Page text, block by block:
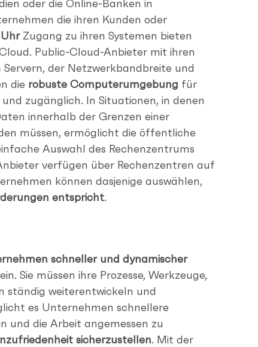
oder die Online-Banken in
die ihren Kunden oder
Zugang zu ihren Systemen bieten
Public-Cloud-Anbieter mit ihren
Servern, der Netzwerkbandbreite und
die robuste Computerumgebung für
zugänglich. In Situationen, in denen
innerhalb der Grenzen einer
müssen, ermöglicht die öffentliche
Auswahl des Rechenzentrums
verfügen über Rechenzentren auf
können dasjenige auswählen,
entspricht.
schneller und dynamischer
Sie müssen ihre Prozesse, Werkzeuge,
ständig weiterentwickeln und
es Unternehmen schnellere
und die Arbeit angemessen zu
sicherzustellen. Mit der